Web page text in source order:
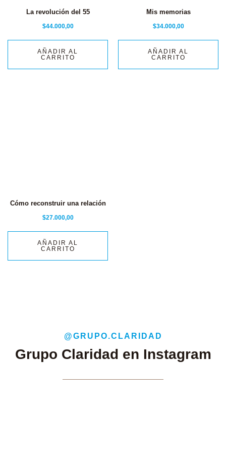
La revolución del 55
$44.000,00
AÑADIR AL
CARRITO
Mis memorias
$34.000,00
AÑADIR AL
CARRITO
Cómo reconstruir una relación
$27.000,00
AÑADIR AL
CARRITO
@GRUPO.CLARIDAD
Grupo Claridad en Instagram